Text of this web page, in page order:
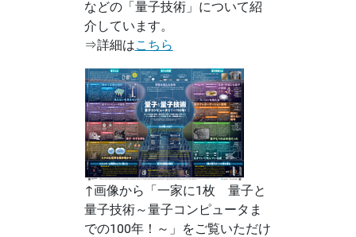
などの「量子技術」について紹
介しています。
⇒詳細はこちら
↑画像から「一家に1枚 量子と
量子技術～量子コンピュータま
での100年！～」をご覧いただけ